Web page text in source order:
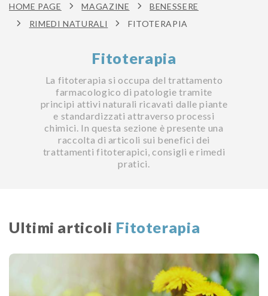
HOME PAGE MAGAZINE
BENESSERE
RIMEDI NATURALI
FITOTERAPIA
Fitoterapia
La fitoterapia si occupa del trattamento
farmacologico di patologie tramite
principi attivi naturali ricavati dalle piante
e standardizzati attraverso processi
chimici. In questa sezione è presente una
raccolta di articoli sui benefici dei
trattamenti fitoterapici, consigli e rimedi
pratici.
Ultimi articoli Fitoterapia